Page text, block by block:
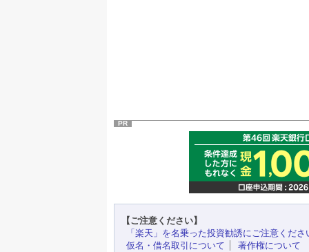
PR
【ご注意ください】
「楽天」を名乗った投資勧誘にご注意くださ
仮名・借名取引について
著作権について